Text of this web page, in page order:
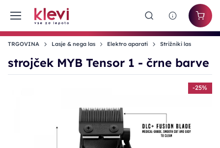
TRGOVINA Lasje & nega las Elektro aparati Strižniki las
strojček MYB Tensor 1 - črne barve
-25%